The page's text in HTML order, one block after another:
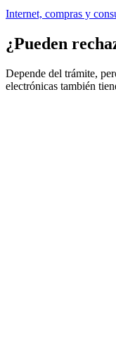
Internet, compras y
¿Pueden
Depende del trámite,
electrónicas también